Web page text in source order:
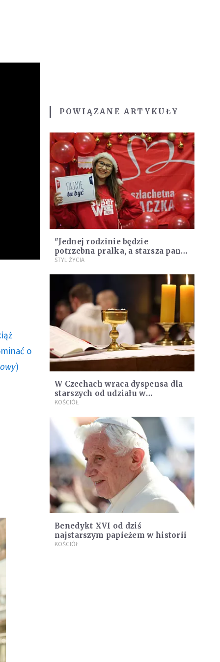
o
)
POWIĄZANE ARTYKUŁY
"Jednej rodzinie będzie
potrzebna pralka, a starsza pani
będzie marzyć o
STYL ŻYCIA
W Czechach wraca dyspensa dla
starszych od udziału w
niedzielnej Mszy św.
KOŚCIÓŁ
Benedykt XVI od dziś
najstarszym papieżem w historii
KOŚCIÓŁ